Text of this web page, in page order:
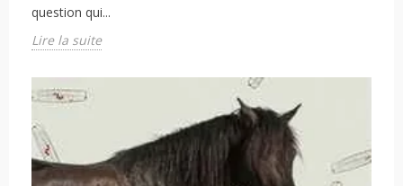
question qui...
Lire la suite